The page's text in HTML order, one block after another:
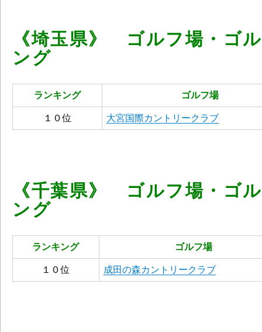
《埼玉県》 ゴルフ場・ゴ
ング
ランキング ゴルフ場
１０位 大宮国際カントリークラブ
《千葉県》 ゴルフ場・ゴ
ング
ランキング ゴルフ場
１０位 成田の森カントリークラブ